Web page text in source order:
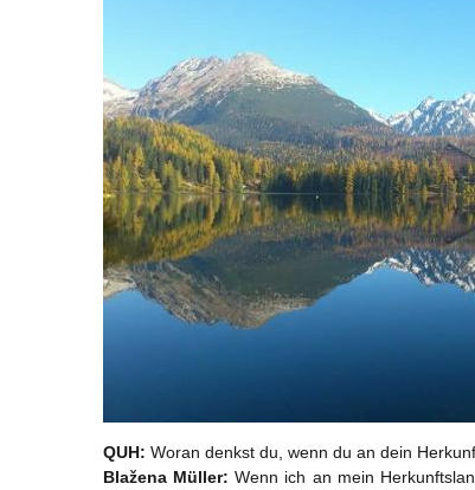
QUH: Woran denkst du, wenn du an dein
Blažena Müller: Wenn ich an mein